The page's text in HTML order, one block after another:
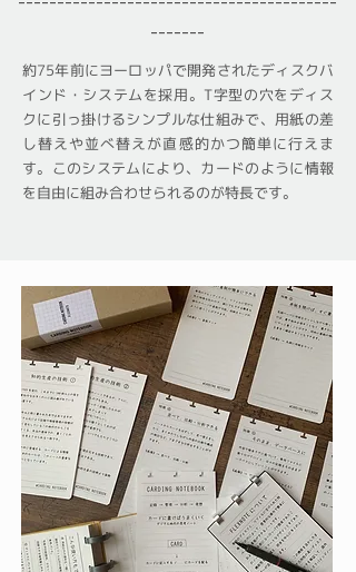
-------
約75年前にヨーロッパで開発されたディスクバ
インド・システムを採用。T字型の穴をディス
クに引っ掛けるシンプルな仕組みで、用紙の差
し替えや並べ替えが直感的かつ簡単に行えま
す。このシステムにより、カードのように情報
を自由に組み合わせられるのが特長です。